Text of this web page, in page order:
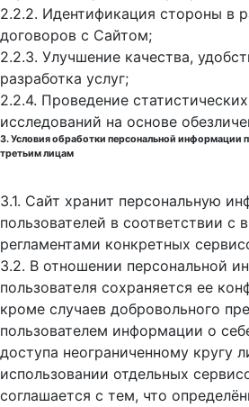
2.2.2. Идентификация стороны в
договоров с Сайтом;
2.2.3. Улучшение качества,
разработка услуг;
2.2.4. Проведение
исследований на основе
3. Условия обработки персональной информации
третьим лицам
3.1. Сайт хранит персональную
пользователей в соответствии с
регламентами конкретных
3.2. В отношении персональной
пользователя сохраняется ее
кроме случаев добровольного
пользователем информации о
доступа неограниченному кругу
использовании отдельных
соглашается с тем, что